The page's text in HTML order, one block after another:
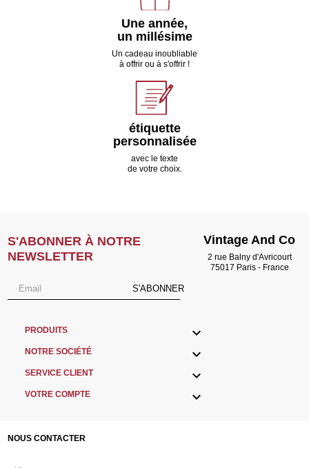
Une année,
un millésime
Un cadeau inoubliable
à offrir ou à s'offrir !
étiquette
personnalisée
avec le texte
de votre choix.
S'ABONNER À NOTRE
NEWSLETTER
S'ABONNER
PRODUITS 
NOTRE SOCIÉTÉ 
SERVICE CLIENT 
VOTRE COMPTE 
Vintage And Co
2 rue Balny d'Avricourt
75017 Paris - France
NOUS CONTACTER